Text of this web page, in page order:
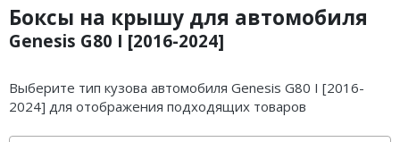
Боксы на крышу для автомобиля
Genesis G80 I [2016-2024]
Выберите тип кузова автомобиля Genesis G80 I [2016-
2024] для отображения подходящих товаров
Грузовые корзины
Услуги